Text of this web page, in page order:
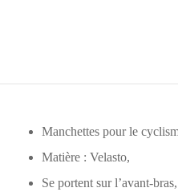
Manchettes pour le
Matière : Velasto,
Se portent sur l’avant-bras,